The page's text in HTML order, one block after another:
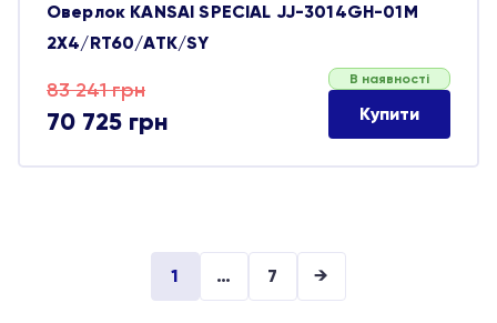
Оверлок KANSAI SPECIAL JJ-3014GH-01M
2Х4/RT60/ATK/SY
83 241грн
Оригінальна
ціна:
83 241 грн.
70 725 грн
Поточна
ціна:
70 725 грн.
В наявності
Купити
1 … 7 →